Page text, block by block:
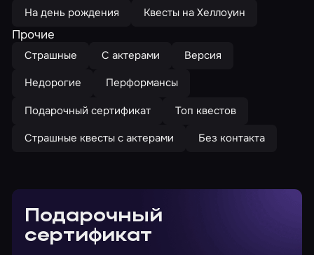
На день рождения Квесты на Хеллоуин
Прочие
Страшные С актерами
Версия
Недорогие
Перформансы
Подарочный сертификат
Топ квестов
Страшные квесты с актерами
Без контакта
Подарочный
сертификат